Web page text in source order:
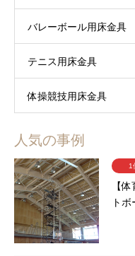
バレーボール用床金具
テニス用床金具
体操競技用床金具
人気の事例
1
【
ト